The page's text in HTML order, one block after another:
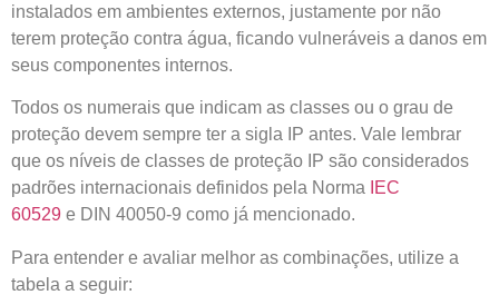
instalados em ambientes externos, justamente por não
terem proteção contra água, ficando vulneráveis a danos em
seus componentes internos.
Todos os numerais que indicam as classes ou o grau de
proteção devem sempre ter a sigla IP antes. Vale lembrar
que os níveis de classes de proteção IP são considerados
padrões internacionais definidos pela Norma
IEC
60529 e DIN 40050-9 como já mencionado.
Para entender e avaliar melhor as combinações, utilize a
tabela a seguir: